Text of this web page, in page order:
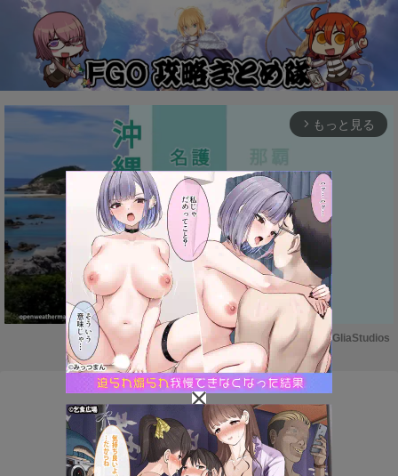
arrow_forward_ios もっと見る
M
u
t
e
Powered by GliaStudios